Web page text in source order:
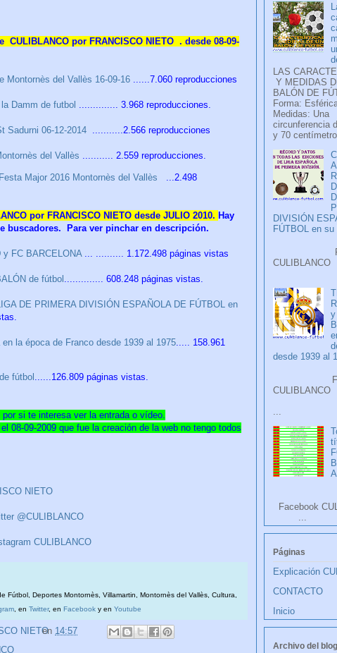
por FRANCISCO NIETO . desde 08-09-
Montornès del Vallès 16-09-16 ......7.060 reproducciones
Damm de futbol .............. 3.968 reproducciones.
Sadurni 06-12-2014 ...........2.566 reproducciones
del Vallès ........... 2.559 reproducciones.
Major 2016 Montornès del Vallès ...2.498
por FRANCISCO NIETO desde JULIO 2010. Hay
buscadores. Para ver pinchar en descripción.
FC BARCELONA ... .......... 1.172.498 páginas vistas
de fútbol .............. 608.248 páginas vistas.
DE PRIMERA DIVISIÓN ESPAÑOLA DE FÚTBOL en
la época de Franco desde 1939 al 1975 ..... 158.961
fútbol ......126.809 páginas vistas.
si te interesa ver la entrada o vídeo.
08-09-2009 que fue la creación de la web no tengo todos
NIETO
@CULIBLANCO
CULIBLANCO
Fútbol, Deportes Montornès, Villamartin, Montornès del Vallès, Cultura,
, en Twitter, en Facebook y en Youtube
NIETO
en 14:57
LAS
Y MEDIDAS
BALÓN DE
Forma:
Medidas: Una
circunferencia
y 70
DIVISIÓN
FÚTBOL en su
y
desde 1939 al
Facebook
...
Páginas
Explicación
CONTACTO
Inicio
Archivo del blog